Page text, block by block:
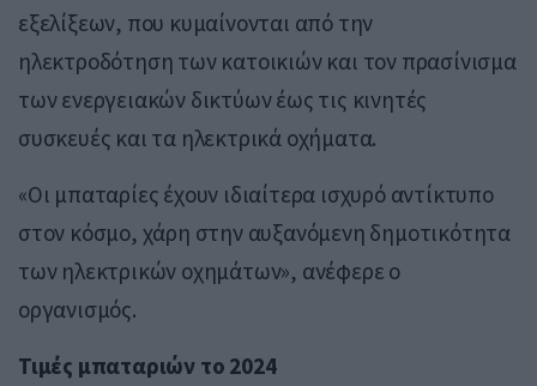
εξελίξεων, που κυμαίνονται από την
ηλεκτροδότηση των κατοικιών και τον πρασίνισμα
των ενεργειακών δικτύων έως τις κινητές
συσκευές και τα ηλεκτρικά οχήματα.
«Οι μπαταρίες έχουν ιδιαίτερα ισχυρό αντίκτυπο
στον κόσμο, χάρη στην αυξανόμενη δημοτικότητα
των ηλεκτρικών οχημάτων», ανέφερε ο
οργανισμός.
Τιμές μπαταριών το 2024